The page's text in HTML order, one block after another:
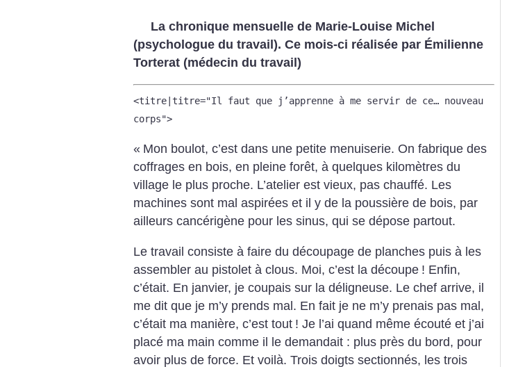
La chronique mensuelle de Marie-Louise Michel
(psychologue du travail). Ce mois-ci réalisée par Émilienne
Torterat (médecin du travail)
<titre|titre="Il faut que j’apprenne à me servir de ce… nouveau
corps">
« Mon boulot, c’est dans une petite menuiserie. On fabrique des
coffrages en bois, en pleine forêt, à quelques kilomètres du
village le plus proche. L’atelier est vieux, pas chauffé. Les
machines sont mal aspirées et il y de la poussière de bois, par
ailleurs cancérigène pour les sinus, qui se dépose partout.
Le travail consiste à faire du découpage de planches puis à les
assembler au pistolet à clous. Moi, c’est la découpe ! Enfin,
c’était. En janvier, je coupais sur la déligneuse. Le chef arrive, il
me dit que je m’y prends mal. En fait je ne m’y prenais pas mal,
c’était ma manière, c’est tout ! Je l’ai quand même écouté et j’ai
placé ma main comme il le demandait : plus près du bord, pour
avoir plus de force. Et voilà. Trois doigts sectionnés, les trois